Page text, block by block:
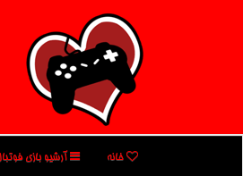
خانه آرشیو بازی